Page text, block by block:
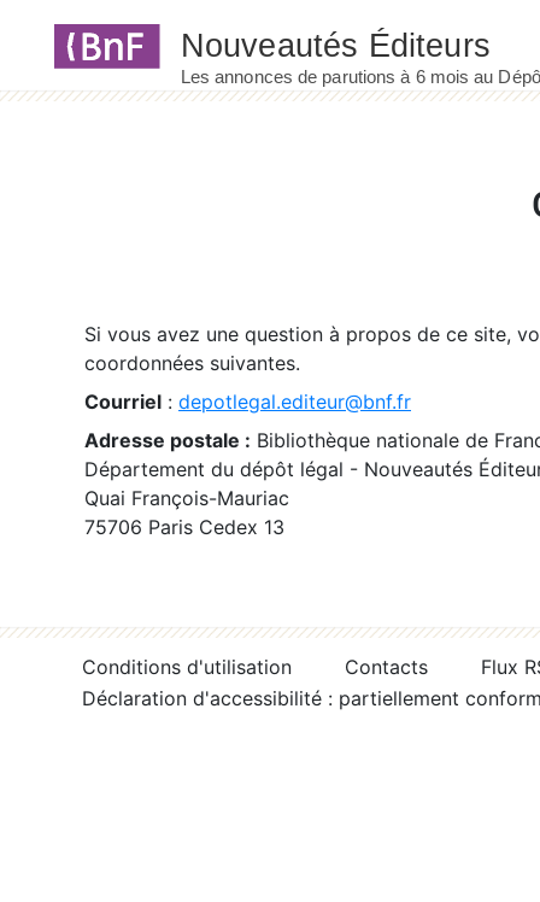
Si vous avez une question à propos de ce site,
coordonnées suivantes.
Courriel : depotlegal.editeur@bnf.fr
Adresse postale : Bibliothèque nationale de
Département du dépôt légal - Nouveautés
Quai François-Mauriac
75706 Paris Cedex 13
Conditions d'utilisation Contacts
Flux
Déclaration d'accessibilité : partiellement